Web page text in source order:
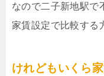
なので二子新地駅で
家賃設定で比較する
けれどもいくら